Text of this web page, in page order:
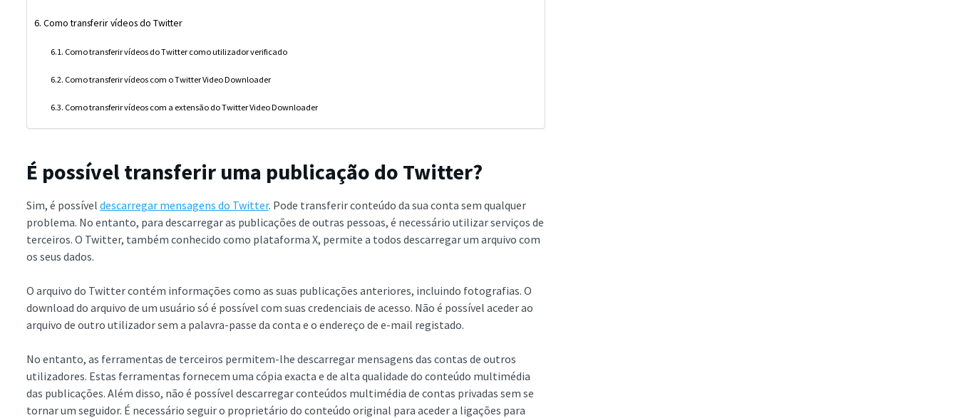
Como transferir vídeos do Twitter
Como transferir vídeos do Twitter como utilizador verificado
Como transferir vídeos com o Twitter Video Downloader
Como transferir vídeos com a extensão do Twitter Video Downloader
É possível transferir uma publicação do Twitter?
Sim, é possível descarregar mensagens do Twitter. Pode transferir conteúdo da sua conta sem qualquer
problema. No entanto, para descarregar as publicações de outras pessoas, é necessário utilizar serviços de
terceiros. O Twitter, também conhecido como plataforma X, permite a todos descarregar um arquivo com
os seus dados.
O arquivo do Twitter contém informações como as suas publicações anteriores, incluindo fotografias. O
download do arquivo de um usuário só é possível com suas credenciais de acesso. Não é possível aceder ao
arquivo de outro utilizador sem a palavra-passe da conta e o endereço de e-mail registado.
No entanto, as ferramentas de terceiros permitem-lhe descarregar mensagens das contas de outros
utilizadores. Estas ferramentas fornecem uma cópia exacta e de alta qualidade do conteúdo multimédia
das publicações. Além disso, não é possível descarregar conteúdos multimédia de contas privadas sem se
tornar um seguidor. É necessário seguir o proprietário do conteúdo original para aceder a ligações para